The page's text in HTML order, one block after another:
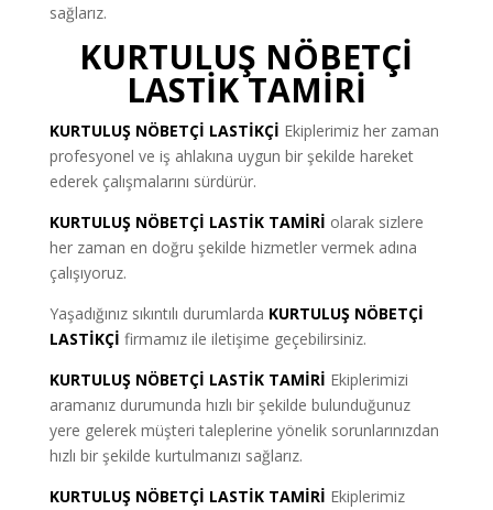
sağlarız.
KURTULUŞ NÖBETÇİ
LASTİK TAMİRİ
KURTULUŞ NÖBETÇİ LASTİKÇİ Ekiplerimiz her zaman
profesyonel ve iş ahlakına uygun bir şekilde hareket
ederek çalışmalarını sürdürür.
KURTULUŞ NÖBETÇİ LASTİK TAMİRİ olarak sizlere
her zaman en doğru şekilde hizmetler vermek adına
çalışıyoruz.
Yaşadığınız sıkıntılı durumlarda KURTULUŞ NÖBETÇİ
LASTİKÇİ firmamız ile iletişime geçebilirsiniz.
KURTULUŞ NÖBETÇİ LASTİK TAMİRİ Ekiplerimizi
aramanız durumunda hızlı bir şekilde bulunduğunuz
yere gelerek müşteri taleplerine yönelik sorunlarınızdan
hızlı bir şekilde kurtulmanızı sağlarız.
KURTULUŞ NÖBETÇİ LASTİK TAMİRİ Ekiplerimiz